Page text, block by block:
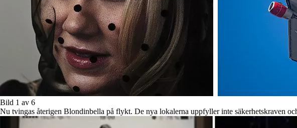
Bild 1 av 6
Nu tvingas återigen Blondinbella på flykt. De nya lokalerna uppfyller inte säkerhetskraven